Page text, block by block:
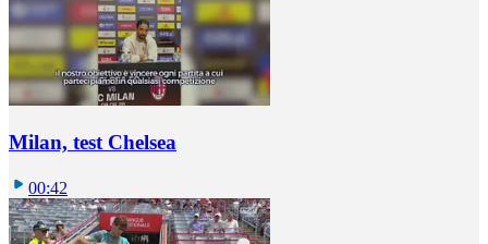
Milan, test Chelsea
00:42